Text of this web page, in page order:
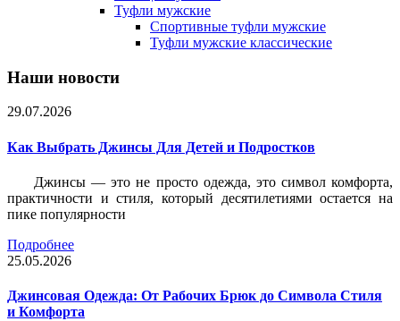
Туфли мужские
Спортивные туфли мужские
Туфли мужские классические
Наши новости
29.07.2026
Как Выбрать Джинсы Для Детей и Подростков
Джинсы — это не просто одежда, это символ комфорта,
практичности и стиля, который десятилетиями остается на
пике популярности
Подробнее
25.05.2026
Джинсовая Одежда: От Рабочих Брюк до Символа Стиля
и Комфорта